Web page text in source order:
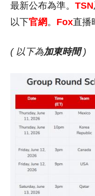
最新公布為準。 TSN
以下官網。 Fox直播
( 以下為加東時間)